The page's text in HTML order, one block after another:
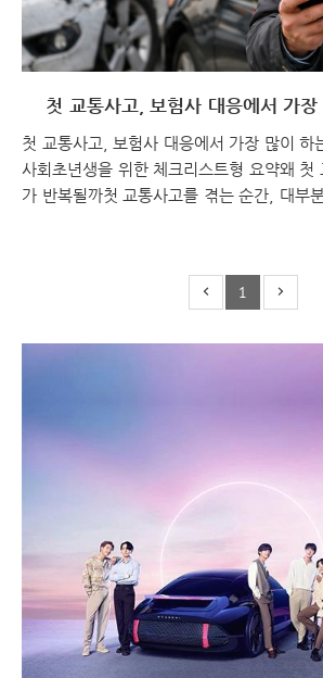
첫 교통사고, 보험사 대응에서 가
첫 교통사고, 보험사 대응에서 가장 많이 하
사회초년생을 위한 체크리스트형 요약왜 첫
가 반복될까첫 교통사고를 겪는 순간, 대부
집니다.하지만 이때의 판단 기준이내 몸과
의 편의와 속도가 되는 순간,이후 결과는 예
지사고 직후 통증이 없다고 느껴졌다고 해서
어지는 사례가 매우 흔합니다.이..
1